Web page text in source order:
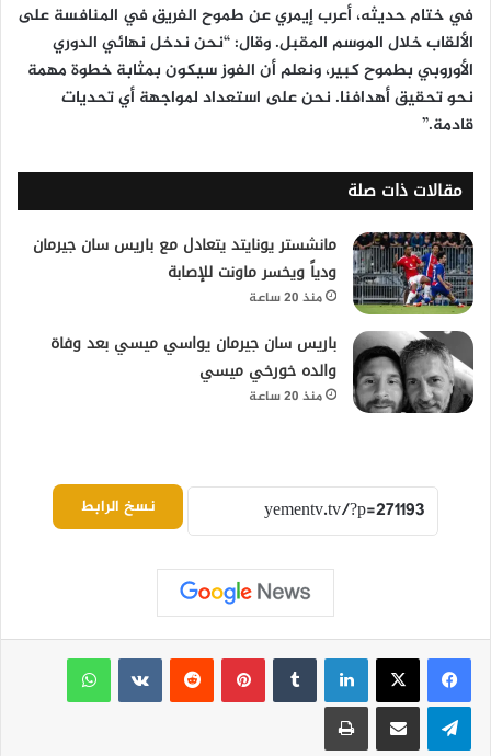
في ختام حديثه، أعرب إيمري عن طموح الفريق في المنافسة على
الألقاب خلال الموسم المقبل. وقال: “نحن ندخل نهائي الدوري
الأوروبي بطموح كبير، ونعلم أن الفوز سيكون بمثابة خطوة مهمة
نحو تحقيق أهدافنا. نحن على استعداد لمواجهة أي تحديات
قادمة.”
مقالات ذات صلة
مانشستر يونايتد يتعادل مع باريس سان جيرمان
ودياً ويخسر ماونت للإصابة
منذ 20 ساعة
باريس سان جيرمان يواسي ميسي بعد وفاة
والده خورخي ميسي
منذ 20 ساعة
نسخ الرابط
لينكدإن بينتيريست
واتساب
تيلقرام مشاركة عبر البريد طباعة